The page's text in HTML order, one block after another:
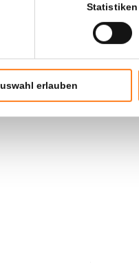
Statistiken
erlauben